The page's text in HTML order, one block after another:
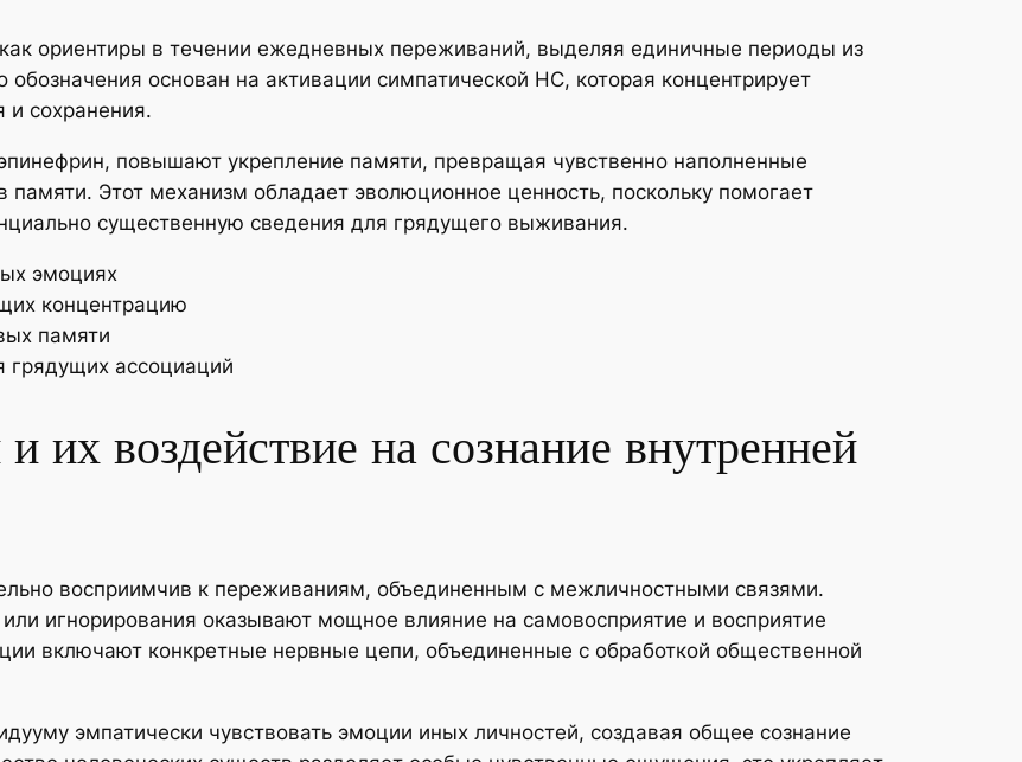
ориентиры в течении ежедневных переживаний, выделяя единичные периоды из
основан на активации симпатической НС, которая концентрирует
и сохранения.
повышают укрепление памяти, превращая чувственно наполненные
Этот механизм обладает эволюционное ценность, поскольку помогает
существенную сведения для грядущего выживания.
эмоциях
концентрацию
памяти
грядущих ассоциаций
их воздействие на сознание внутренней
восприимчив к переживаниям, объединенным с межличностными связями.
игнорирования оказывают мощное влияние на самовосприятие и восприятие
включают конкретные нервные цепи, объединенные с обработкой общественной
эмпатически чувствовать эмоции иных личностей, создавая общее сознание